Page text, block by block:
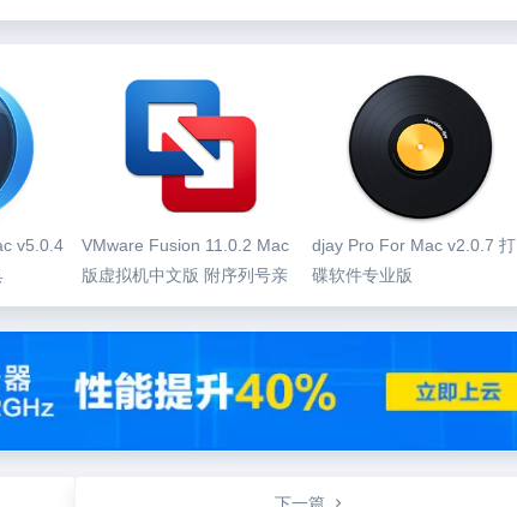
v5.0.4
VMware Fusion 11.0.2 Mac
版虚拟机中文版 附序列号亲
测可用
djay Pro For Mac v2.0.7 打
碟软件专业版
下一篇